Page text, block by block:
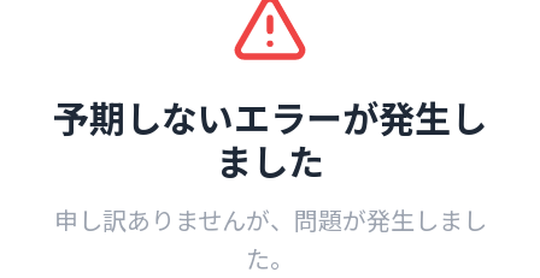
予期しないエラーが発生し
ました
申し訳ありませんが、問題が発生しまし
た。